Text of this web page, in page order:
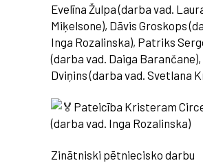
Evelīna Žulpa (darba vad.
Miķelsone), Dāvis Groskops
Inga Rozalinska), Patriks
(darba vad. Daiga
Dviņins (darba vad. Svetlana
Pateicība Kristeram
(darba vad. Inga Rozalinska)
Zinātniski pētniecisko darbu